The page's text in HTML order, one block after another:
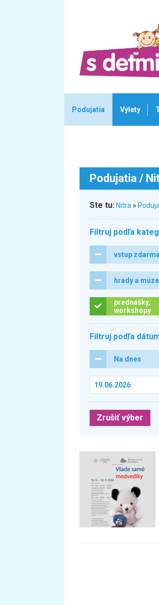
Podujatia Výlety
Podujatia /
Ste tu: Nitra »
Filtruj podľa
vstup zdarma
hrady a
prednášky,
workshopy
Filtruj podľa
Na dnes
Zrušiť výber